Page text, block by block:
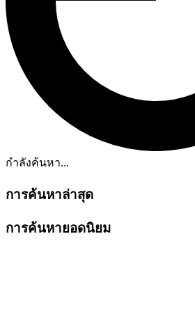
กำลังค้นหา...
การค้นหาล่าสุด
การค้นหายอดนิยม